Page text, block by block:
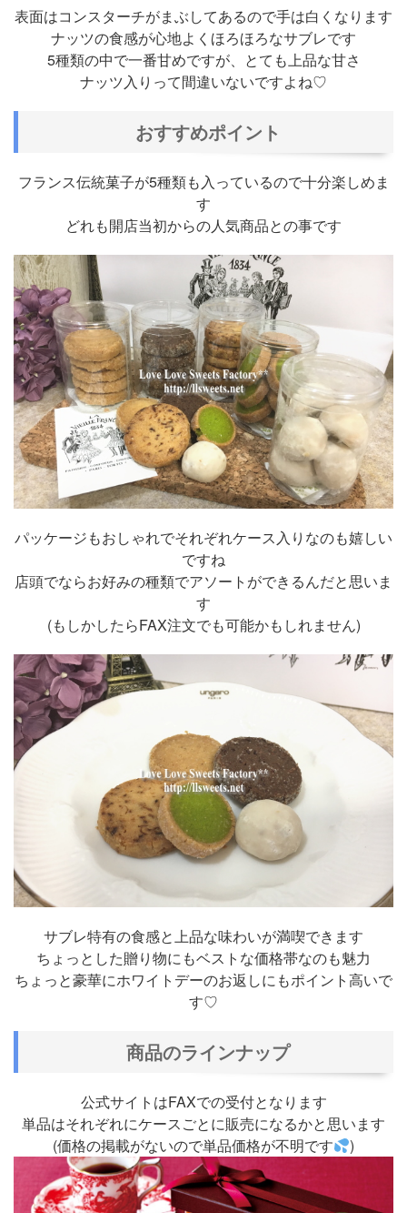
表面はコンスターチがまぶしてあるので手は白くなります
ナッツの食感が心地よくほろほろなサブレです
5種類の中で一番甘めですが、とても上品な甘さ
ナッツ入りって間違いないですよね♡
おすすめポイント
フランス伝統菓子が5種類も入っているので十分楽しめま
す
どれも開店当初からの人気商品との事です
パッケージもおしゃれでそれぞれケース入りなのも嬉しい
ですね
店頭でならお好みの種類でアソートができるんだと思いま
す
(もしかしたらFAX注文でも可能かもしれません)
サブレ特有の食感と上品な味わいが満喫できます
ちょっとした贈り物にもベストな価格帯なのも魅力
ちょっと豪華にホワイトデーのお返しにもポイント高いで
す♡
商品のラインナップ
公式サイトはFAXでの受付となります
単品はそれぞれにケースごとに販売になるかと思います
(価格の掲載がないので単品価格が不明です
)